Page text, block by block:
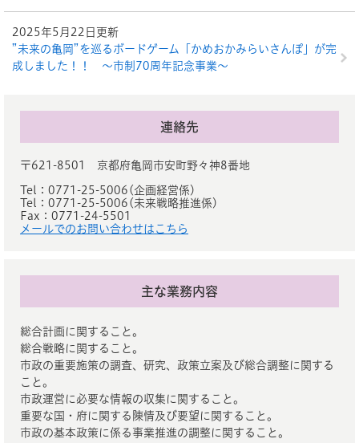
2025年5月22日更新
”未来の亀岡”を巡るボードゲーム「かめおかみらいさんぽ」が完
成しました！！ ～市制70周年記念事業～
連絡先
〒621-8501 京都府亀岡市安町野々神8番地
Tel：0771-25-5006
企画経営係
Tel：0771-25-5006
未来戦略推進係
Fax：0771-24-5501
メールでのお問い合わせはこちら
主な業務内容
総合計画に関すること。
総合戦略に関すること。
市政の重要施策の調査、研究、政策立案及び総合調整に関する
こと。
市政運営に必要な情報の収集に関すること。
重要な国・府に関する陳情及び要望に関すること。
市政の基本政策に係る事業推進の調整に関すること。